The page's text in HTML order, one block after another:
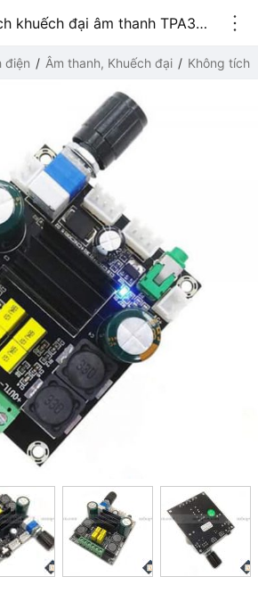
XH-M568 Mạch khuếch đại âm thanh TPA3116D2 12VDC 50Wx2
điện Âm thanh, Khuếch đại Không tích